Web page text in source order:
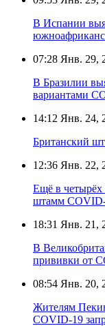
В Испании
07:28 Янв. 29,
В Бразилии
вариантами
14:12 Янв. 24,
Британский
12:36 Янв. 22,
Ещё в
штамм
18:31 Янв. 21,
В
прививки от
08:54 Янв. 20,
Жителям
COVID-19